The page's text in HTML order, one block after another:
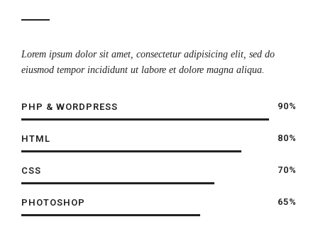
Lorem ipsum dolor sit amet, consectetur adipisicing elit, sed do
eiusmod tempor incididunt ut labore et dolore magna aliqua.
PHP & WORDPRESS 90%
HTML 80%
CSS 70%
PHOTOSHOP 65%